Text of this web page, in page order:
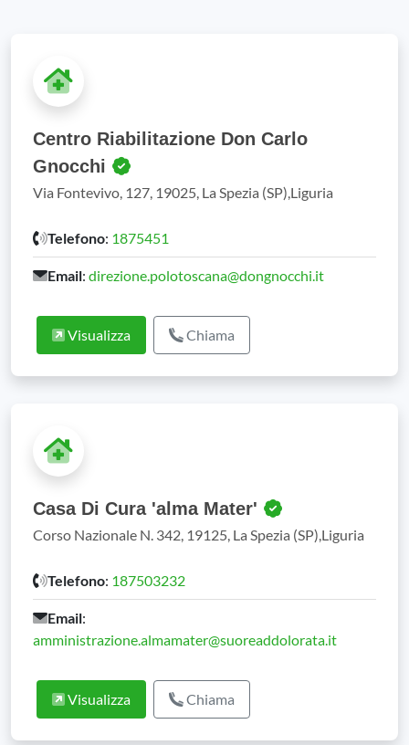
Centro Riabilitazione Don Carlo
Gnocchi
Via Fontevivo, 127, 19025, La Spezia (SP),Liguria
Telefono: 1875451
Email: direzione.polotoscana@dongnocchi.it
Visualizza Chiama
Casa Di Cura 'alma Mater'
Corso Nazionale N. 342, 19125, La Spezia (SP),Liguria
Telefono: 187503232
Email:
amministrazione.almamater@suoreaddolorata.it
Visualizza Chiama